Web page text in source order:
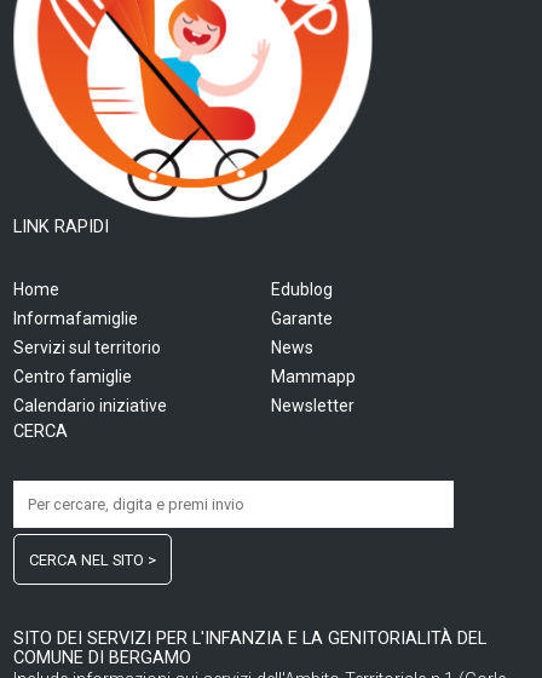
LINK RAPIDI
Home
Informafamiglie
Servizi sul territorio
Centro famiglie
Calendario iniziative
Edublog
Garante
News
Mammapp
Newsletter
CERCA
CERCA NEL SITO >
SITO DEI SERVIZI PER L'INFANZIA E LA GENITORIALITÀ DEL
COMUNE DI BERGAMO